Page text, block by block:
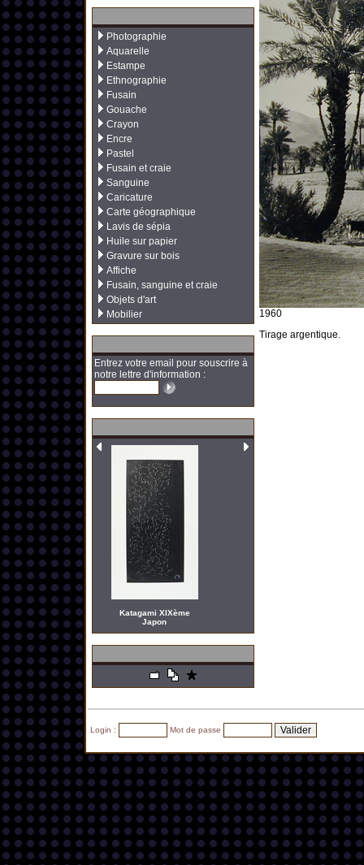
Photographie
Aquarelle
Estampe
Ethnographie
Fusain
Gouache
Crayon
Encre
Pastel
Fusain et craie
Sanguine
Caricature
Carte géographique
Lavis de sépia
Huile sur papier
Gravure sur bois
Affiche
Fusain, sanguine et craie
Objets d'art
Mobilier
Entrez votre email pour souscrire à
notre lettre d'information :
Katagami XIXème
Japon
1960
Tirage argentique.
Login : Mot de passe